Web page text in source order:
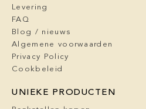
Levering
FAQ
Blog / nieuws
Algemene voorwaarden
Privacy Policy
Cookbeleid
UNIEKE PRODUCTEN